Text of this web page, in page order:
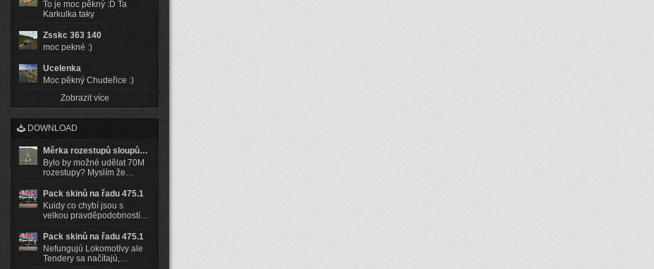
To je moc pěkný :D Ta
Karkulka taky
Zsskc 363 140
moc pekné :)
Ucelenka
Moc pěkný Chudeřice :)
Zobrazit více
DOWNLOAD
Měrka rozestupů sloupů…
Bylo by možné udělat 70M
rozestupy? Myslím že…
Pack skinů na řadu 475.1
Kuidy co chybí jsou s
velkou pravděpodobností…
Pack skinů na řadu 475.1
Nefungujú Lokomotívy ale
Tendery sa načítajú,…